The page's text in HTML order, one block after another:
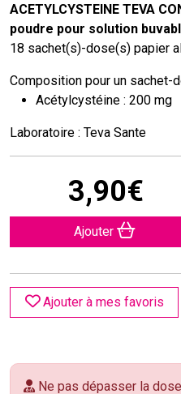
ACETYLCYSTEINE TEVA
poudre pour solution
18 sachet(s)-dose(s) papier
Composition pour un sachet-
Acétylcystéine : 200 mg
Laboratoire : Teva Sante
3,90€
Ajouter
Ajouter à mes favoris
Ne pas dépasser la